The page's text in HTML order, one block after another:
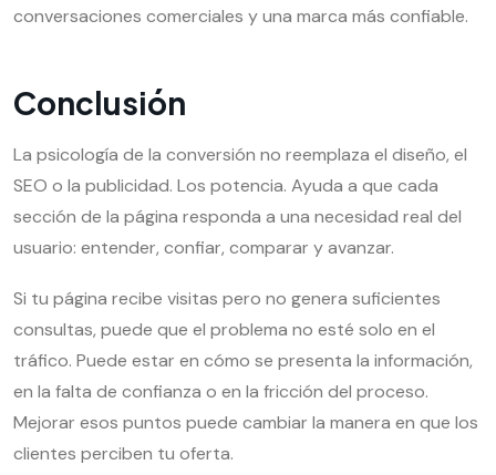
conversaciones comerciales y una marca más confiable.
Conclusión
La psicología de la conversión no reemplaza el diseño, el
SEO o la publicidad. Los potencia. Ayuda a que cada
sección de la página responda a una necesidad real del
usuario: entender, confiar, comparar y avanzar.
Si tu página recibe visitas pero no genera suficientes
consultas, puede que el problema no esté solo en el
tráfico. Puede estar en cómo se presenta la información,
en la falta de confianza o en la fricción del proceso.
Mejorar esos puntos puede cambiar la manera en que los
clientes perciben tu oferta.